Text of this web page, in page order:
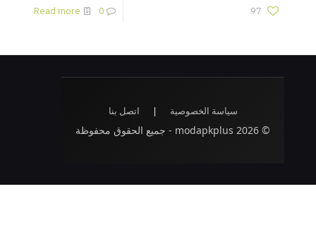
97
0
Read more
سياسة الخصوصية | اتصل بنا
© 2026 modapkplus - جميع الحقوق محفوظة